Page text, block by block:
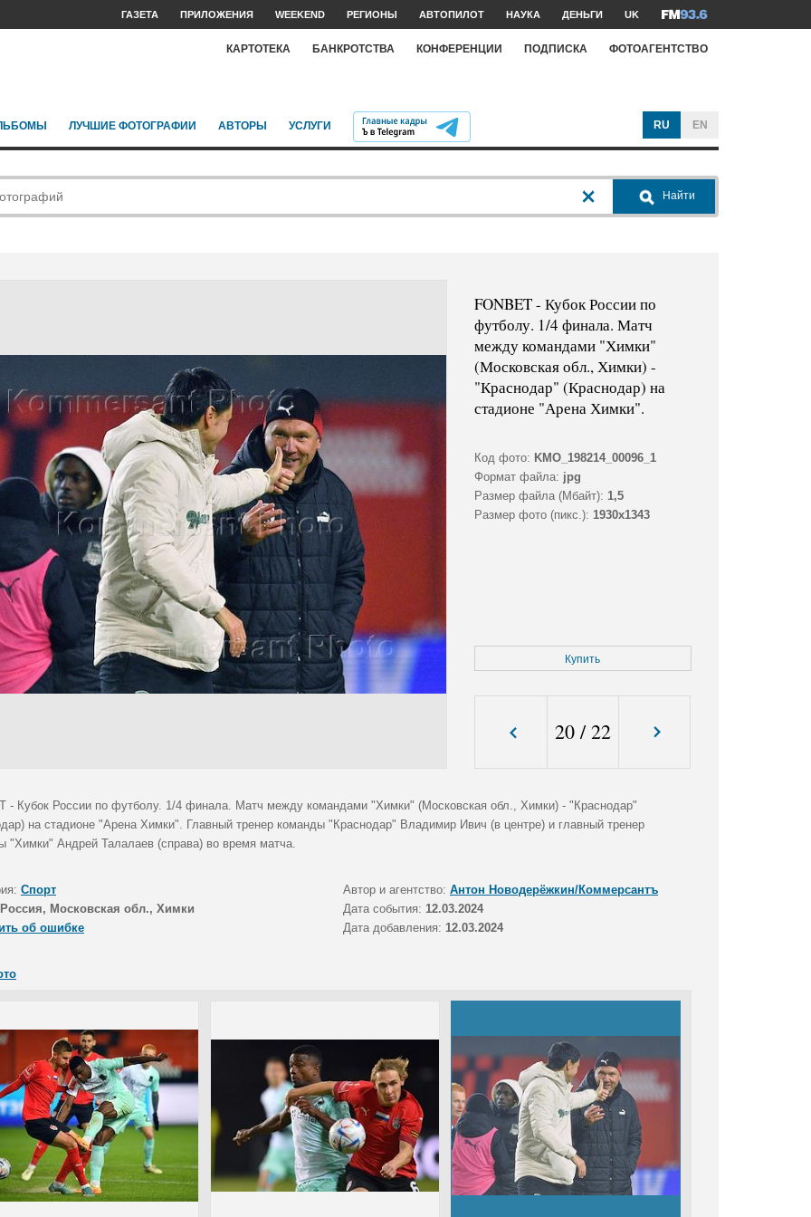
ГАЗЕТА ПРИЛОЖЕНИЯ WEEKEND РЕГИОНЫ АВТОПИЛОТ НАУКА ДЕНЬГИ UK
КАРТОТЕКА БАНКРОТСТВА КОНФЕРЕНЦИИ ПОДПИСКА ФОТОАГЕНТСТВО
ЛУЧШИЕ ФОТОГРАФИИ АВТОРЫ УСЛУГИ RU EN
Найти
FONBET - Кубок России по
футболу. 1/4 финала. Матч
между командами "Химки"
(Московская обл., Химки) -
"Краснодар" (Краснодар) на
стадионе "Арена Химки".
Код фото: KMO_198214_00096_1
Формат файла: jpg
Размер файла (Мбайт): 1,5
Размер фото (пикс.): 1930x1343
Купить
20/22
- Кубок России по футболу. 1/4 финала. Матч между командами "Химки" (Московская обл., Химки) - "Краснодар"
на стадионе "Арена Химки". Главный тренер команды "Краснодар" Владимир Ивич (в центре) и главный тренер
"Химки" Андрей Талалаев (справа) во время матча.
Спорт Автор и агентство: Антон Новодерёжкин/Коммерсантъ
Россия, Московская обл., Химки Дата события: 12.03.2024
об ошибке
Дата добавления: 12.03.2024